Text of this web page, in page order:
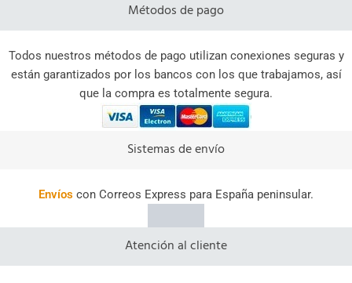
Métodos de pago
Todos nuestros métodos de pago utilizan conexiones seguras y
están garantizados por los bancos con los que trabajamos, así
que la compra es totalmente segura.
Sistemas de envío
Envíos con Correos Express para España peninsular.
Atención al cliente